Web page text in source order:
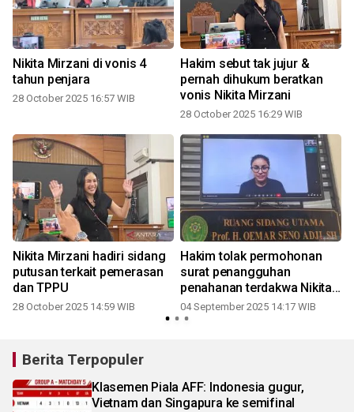
Nikita Mirzani di vonis 4
tahun penjara
28 October 2025 16:57 WIB
Hakim sebut tak jujur &
pernah dihukum beratkan
vonis Nikita Mirzani
28 October 2025 16:29 WIB
Nikita Mirzani hadiri sidang
putusan terkait pemerasan
dan TPPU
28 October 2025 14:59 WIB
Hakim tolak permohonan
surat penangguhan
penahanan terdakwa Nikita
Mirzani
04 September 2025 14:17 WIB
Berita Terpopuler
Klasemen Piala AFF: Indonesia gugur,
Vietnam dan Singapura ke semifinal